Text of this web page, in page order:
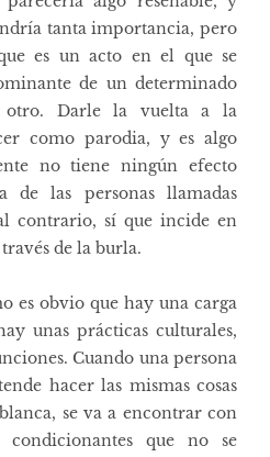
tanta importancia, pero
es un acto en el que se
de un determinado
otro. Darle la vuelta a la
como parodia, y es algo
no tiene ningún efecto
de las personas llamadas
contrario, sí que incide en
de la burla.
es obvio que hay una carga
unas prácticas culturales,
Cuando una persona
hacer las mismas cosas
se va a encontrar con
que no se